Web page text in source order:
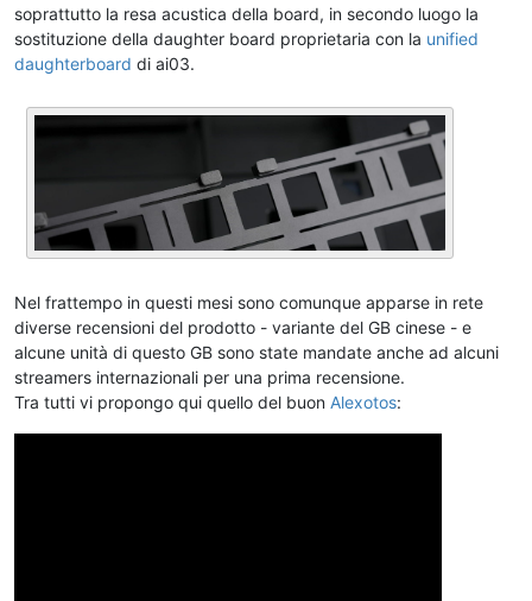
soprattutto la resa acustica della board, in secondo luogo la
sostituzione della daughter board proprietaria con la unified
daughterboard di ai03.
Nel frattempo in questi mesi sono comunque apparse in rete
diverse recensioni del prodotto - variante del GB cinese - e
alcune unità di questo GB sono state mandate anche ad alcuni
streamers internazionali per una prima recensione.
Tra tutti vi propongo qui quello del buon Alexotos: